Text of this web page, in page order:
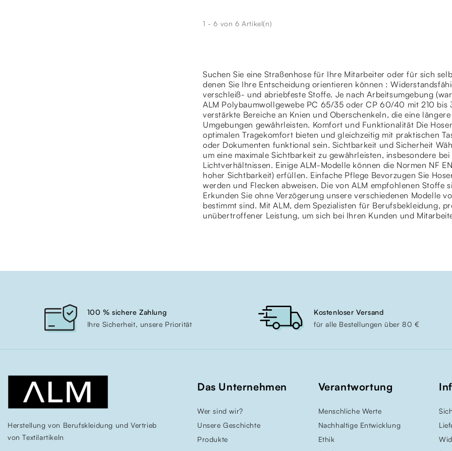
1 - 6 von 6 Artikel(n)
Suchen Sie eine Straßenhose für Ihre Mitarbeiter oder für sich
denen Sie Ihre Entscheidung orientieren können :
verschleiß- und abriebfeste Stoffe. Je nach Arbeitsumgebung
ALM Polybaumwollgewebe PC 65/35 oder CP 60/40 mit 210 bis
verstärkte Bereiche an Knien und Oberschenkeln, die eine
Umgebungen gewährleisten. Komfort und Funktionalität Die
optimalen Tragekomfort bieten und gleichzeitig mit praktischen
oder Dokumenten funktional sein. Sichtbarkeit und Sicherheit
um eine maximale Sichtbarkeit zu gewährleisten, insbesondere
Lichtverhältnissen. Einige ALM-Modelle können die Normen NF
hoher Sichtbarkeit) erfüllen. Einfache Pflege Bevorzugen Sie
werden und Flecken abweisen. Die von ALM empfohlenen Stoffe
Erkunden Sie ohne Verzögerung unsere verschiedenen Modelle
bestimmt sind. Mit ALM, dem Spezialisten für Berufsbekleidung,
unübertroffener Leistung, um sich bei Ihren Kunden und
100 % sichere Zahlung
Ihre Sicherheit, unsere Priorität
Kostenloser Versand
für alle Bestellungen über 80 €
Herstellung von Berufskleidung und Vertrieb
von Textilartikeln
Das Unternehmen
Wer sind wir?
Unsere Geschichte
Produkte
Verantwortung
Menschliche Werte
Nachhaltige Entwicklung
Ethik